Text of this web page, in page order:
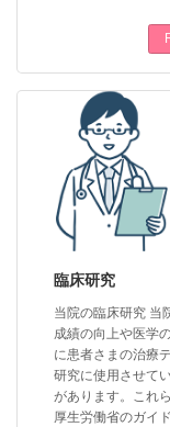
臨床研究
当院の臨床研究 当
成績の向上や医学
に患者さまの治療
研究に使用させて
があります。これ
厚生労働省のガイ